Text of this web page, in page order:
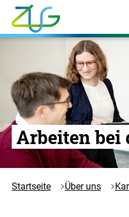
Zum
Hauptinhalt
springen
Logo
Gesellschaft
-
Zur
Startseite
Arbeiten bei
Startseite Über uns